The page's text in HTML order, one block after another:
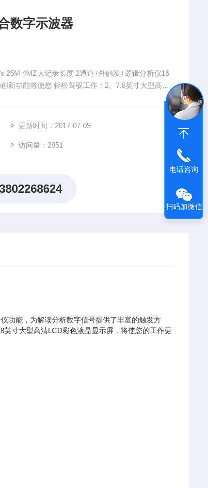
数字示波器
25M 4MZ大记录长度 2通道+外触发+逻辑分析仪16
新功能将使您 轻松驾驭工作；2、7.8英寸大型高清
总线和串行总线;3、丰富的触发方式:总线触发、状
多种码制显示;5、支持波形回放、实时显示及打印
更新时间：2017-07-09
访问量：2951
能，为解读分析数字信号提供了丰富的触发方
寸大型高清LCD彩色液晶显示屏，将使您的工作更
电话咨询
扫码加微信